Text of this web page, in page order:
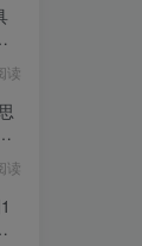
读
读